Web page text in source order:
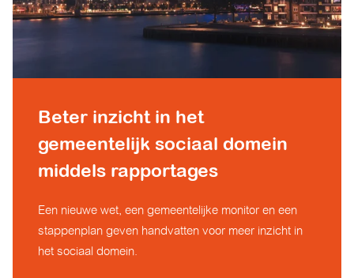
Beter inzicht in het
gemeentelijk sociaal domein
middels rapportages
Een nieuwe wet, een gemeentelijke monitor en een
stappenplan geven handvatten voor meer inzicht in
het sociaal domein.